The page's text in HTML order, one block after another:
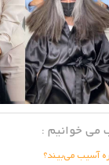
می خوانیم :
آسیب می‌بیند؟